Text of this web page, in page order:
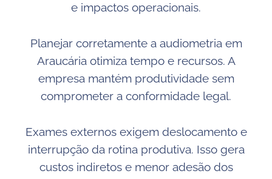
e impactos operacionais.
Planejar corretamente a audiometria em
Araucária otimiza tempo e recursos. A
empresa mantém produtividade sem
comprometer a conformidade legal.
Exames externos exigem deslocamento e
interrupção da rotina produtiva. Isso gera
custos indiretos e menor adesão dos